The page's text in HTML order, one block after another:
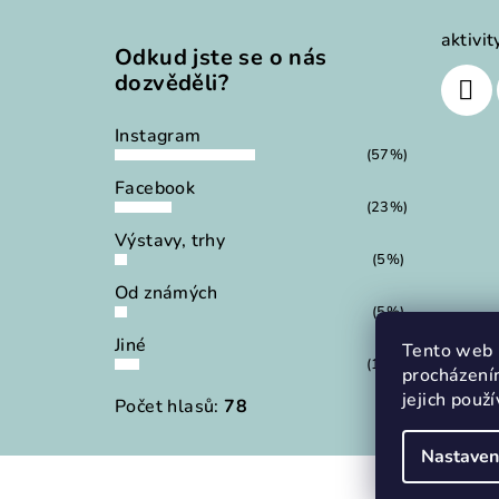
Tento web
jejich
Odkud jste se o nás
dozvěděli?
Instagram
(57%)
Facebook
(23%)
Výstavy, trhy
(5%)
Od známých
(5%)
Jiné
(10%)
Počet hlasů:78